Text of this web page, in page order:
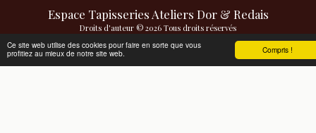
Compris !
Ce site web utilise des cookies pour faire en sorte que vous
profitiez au mieux de notre site web.
Espace Tapisseries Ateliers Dor & Redais
Droits d'auteur © 2026 Tous droits réservés
Atelier de nettoyage restauration- conservation à Aubusson |Politique de
Confidentialité